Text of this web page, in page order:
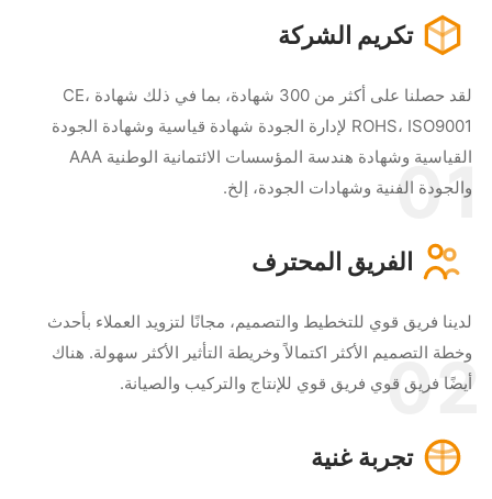
تكريم الشركة
لقد حصلنا على أكثر من 300 شهادة، بما في ذلك شهادة CE،
ROHS، ISO9001 لإدارة الجودة شهادة قياسية وشهادة الجودة
القياسية وشهادة هندسة المؤسسات الائتمانية الوطنية AAA
الفنية وشهادات الجودة، إلخ.
الفريق المحترف
فريق قوي للتخطيط والتصميم، مجانًا لتزويد العملاء بأحدث
التصميم الأكثر اكتمالاً وخريطة التأثير الأكثر سهولة. هناك
فريق قوي فريق قوي للإنتاج والتركيب والصيانة.
تجربة غنية